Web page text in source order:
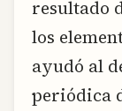
resultado
los
ayudó al
periódica